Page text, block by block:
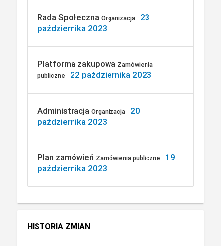
Rada SpołecznaOrganizacja
23
października 2023
Platforma zakupowa Zamówienia
publiczne
22 października 2023
AdministracjaOrganizacja
20
października 2023
Plan zamówień Zamówienia publiczne
19
października 2023
HISTORIA ZMIAN